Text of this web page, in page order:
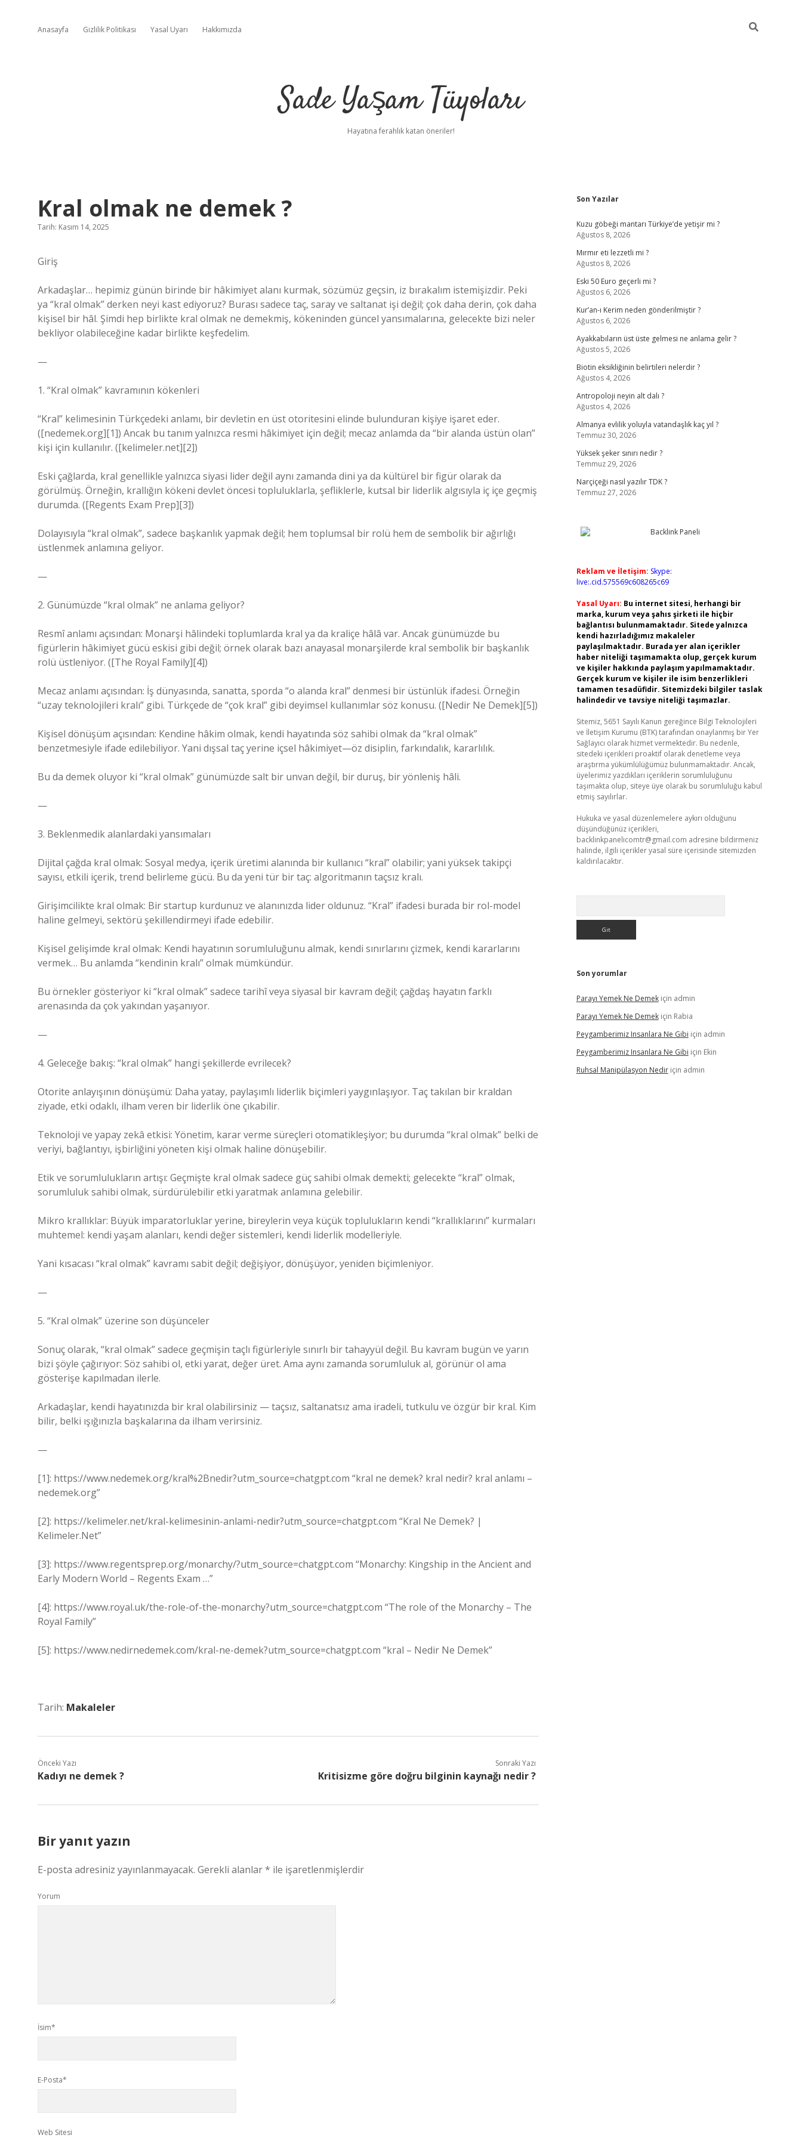
Anasayfa Gizlilik Politikası Yasal Uyarı Hakkımızda
Sade Yaşam Tüyoları
Hayatına ferahlık katan öneriler!
Kral olmak ne demek ?
Tarih: Kasım 14, 2025
Giriş
Arkadaşlar… hepimiz günün birinde bir hâkimiyet alanı kurmak, sözümüz geçsin, iz bırakalım istemişizdir. Peki
ya “kral olmak” derken neyi kast ediyoruz? Burası sadece taç, saray ve saltanat işi değil; çok daha derin, çok daha
kişisel bir hâl. Şimdi hep birlikte kral olmak ne demekmiş, kökeninden güncel yansımalarına, gelecekte bizi neler
bekliyor olabileceğine kadar birlikte keşfedelim.
—
1. “Kral olmak” kavramının kökenleri
“Kral” kelimesinin Türkçedeki anlamı, bir devletin en üst otoritesini elinde bulunduran kişiye işaret eder.
([nedemek.org][1]) Ancak bu tanım yalnızca resmi hâkimiyet için değil; mecaz anlamda da “bir alanda üstün olan”
kişi için kullanılır. ([kelimeler.net][2])
Eski çağlarda, kral genellikle yalnızca siyasi lider değil aynı zamanda dini ya da kültürel bir figür olarak da
görülmüş. Örneğin, krallığın kökeni devlet öncesi topluluklarla, şefliklerle, kutsal bir liderlik algısıyla iç içe geçmiş
durumda. ([Regents Exam Prep][3])
Dolayısıyla “kral olmak”, sadece başkanlık yapmak değil; hem toplumsal bir rolü hem de sembolik bir ağırlığı
üstlenmek anlamına geliyor.
—
2. Günümüzde “kral olmak” ne anlama geliyor?
Resmî anlamı açısından: Monarşi hâlindeki toplumlarda kral ya da kraliçe hâlâ var. Ancak günümüzde bu
figürlerin hâkimiyet gücü eskisi gibi değil; örnek olarak bazı anayasal monarşilerde kral sembolik bir başkanlık
rolü üstleniyor. ([The Royal Family][4])
Mecaz anlamı açısından: İş dünyasında, sanatta, sporda “o alanda kral” denmesi bir üstünlük ifadesi. Örneğin
“uzay teknolojileri kralı” gibi. Türkçede de “çok kral” gibi deyimsel kullanımlar söz konusu. ([Nedir Ne Demek][5])
Kişisel dönüşüm açısından: Kendine hâkim olmak, kendi hayatında söz sahibi olmak da “kral olmak”
benzetmesiyle ifade edilebiliyor. Yani dışsal taç yerine içsel hâkimiyet—öz disiplin, farkındalık, kararlılık.
Bu da demek oluyor ki “kral olmak” günümüzde salt bir unvan değil, bir duruş, bir yönleniş hâli.
—
3. Beklenmedik alanlardaki yansımaları
Dijital çağda kral olmak: Sosyal medya, içerik üretimi alanında bir kullanıcı “kral” olabilir; yani yüksek takipçi
sayısı, etkili içerik, trend belirleme gücü. Bu da yeni tür bir taç: algoritmanın taçsız kralı.
Girişimcilikte kral olmak: Bir startup kurdunuz ve alanınızda lider oldunuz. “Kral” ifadesi burada bir rol-model
haline gelmeyi, sektörü şekillendirmeyi ifade edebilir.
Kişisel gelişimde kral olmak: Kendi hayatının sorumluluğunu almak, kendi sınırlarını çizmek, kendi kararlarını
vermek… Bu anlamda “kendinin kralı” olmak mümkündür.
Bu örnekler gösteriyor ki “kral olmak” sadece tarihî veya siyasal bir kavram değil; çağdaş hayatın farklı
arenasında da çok yakından yaşanıyor.
—
4. Geleceğe bakış: “kral olmak” hangi şekillerde evrilecek?
Otorite anlayışının dönüşümü: Daha yatay, paylaşımlı liderlik biçimleri yaygınlaşıyor. Taç takılan bir kraldan
ziyade, etki odaklı, ilham veren bir liderlik öne çıkabilir.
Teknoloji ve yapay zekâ etkisi: Yönetim, karar verme süreçleri otomatikleşiyor; bu durumda “kral olmak” belki de
veriyi, bağlantıyı, işbirliğini yöneten kişi olmak haline dönüşebilir.
Etik ve sorumlulukların artışı: Geçmişte kral olmak sadece güç sahibi olmak demekti; gelecekte “kral” olmak,
sorumluluk sahibi olmak, sürdürülebilir etki yaratmak anlamına gelebilir.
Mikro krallıklar: Büyük imparatorluklar yerine, bireylerin veya küçük toplulukların kendi “krallıklarını” kurmaları
muhtemel: kendi yaşam alanları, kendi değer sistemleri, kendi liderlik modelleriyle.
Yani kısacası “kral olmak” kavramı sabit değil; değişiyor, dönüşüyor, yeniden biçimleniyor.
—
5. “Kral olmak” üzerine son düşünceler
Sonuç olarak, “kral olmak” sadece geçmişin taçlı figürleriyle sınırlı bir tahayyül değil. Bu kavram bugün ve yarın
bizi şöyle çağırıyor: Söz sahibi ol, etki yarat, değer üret. Ama aynı zamanda sorumluluk al, görünür ol ama
gösterişe kapılmadan ilerle.
Arkadaşlar, kendi hayatınızda bir kral olabilirsiniz — taçsız, saltanatsız ama iradeli, tutkulu ve özgür bir kral. Kim
bilir, belki ışığınızla başkalarına da ilham verirsiniz.
—
[1]: https://www.nedemek.org/kral%2Bnedir?utm_source=chatgpt.com “kral ne demek? kral nedir? kral anlamı –
nedemek.org”
[2]: https://kelimeler.net/kral-kelimesinin-anlami-nedir?utm_source=chatgpt.com “Kral Ne Demek? |
Kelimeler.Net”
[3]: https://www.regentsprep.org/monarchy/?utm_source=chatgpt.com “Monarchy: Kingship in the Ancient and
Early Modern World – Regents Exam …”
[4]: https://www.royal.uk/the-role-of-the-monarchy?utm_source=chatgpt.com “The role of the Monarchy – The
Royal Family”
[5]: https://www.nedirnedemek.com/kral-ne-demek?utm_source=chatgpt.com “kral – Nedir Ne Demek”
Tarih: Makaleler
Önceki Yazı
Kadıyı ne demek ?
Sonraki Yazı
Kritisizme göre doğru bilginin kaynağı nedir ?
Bir yanıt yazın
E-posta adresiniz yayınlanmayacak. Gerekli alanlar* ile işaretlenmişlerdir
Yorum
İsim*
E-Posta*
Web Sitesi
Sidebar
Son Yazılar
Kuzu göbeği mantarı Türkiye’de yetişir mi ?
Ağustos 8, 2026
Mırmır eti lezzetli mi ?
Ağustos 8, 2026
Eski 50 Euro geçerli mi ?
Ağustos 6, 2026
Kur’an-ı Kerim neden gönderilmiştir ?
Ağustos 6, 2026
Ayakkabıların üst üste gelmesi ne anlama gelir ?
Ağustos 5, 2026
Biotin eksikliğinin belirtileri nelerdir ?
Ağustos 4, 2026
Antropoloji neyin alt dalı ?
Ağustos 4, 2026
Almanya evlilik yoluyla vatandaşlık kaç yıl ?
Temmuz 30, 2026
Yüksek şeker sınırı nedir ?
Temmuz 29, 2026
Narçiçeği nasıl yazılır TDK ?
Temmuz 27, 2026
Reklam ve İletişim: Skype:
live:.cid.575569c608265c69
Yasal Uyarı: Bu internet sitesi, herhangi bir
marka, kurum veya şahıs şirketi ile hiçbir
bağlantısı bulunmamaktadır. Sitede yalnızca
kendi hazırladığımız makaleler
paylaşılmaktadır. Burada yer alan içerikler
haber niteliği taşımamakta olup, gerçek kurum
ve kişiler hakkında paylaşım yapılmamaktadır.
Gerçek kurum ve kişiler ile isim benzerlikleri
tamamen tesadüfidir. Sitemizdeki bilgiler taslak
halindedir ve tavsiye niteliği taşımazlar.
Sitemiz, 5651 Sayılı Kanun gereğince Bilgi Teknolojileri
ve İletişim Kurumu (BTK) tarafından onaylanmış bir Yer
Sağlayıcı olarak hizmet vermektedir. Bu nedenle,
sitedeki içerikleri proaktif olarak denetleme veya
araştırma yükümlülüğümüz bulunmamaktadır. Ancak,
üyelerimiz yazdıkları içeriklerin sorumluluğunu
taşımakta olup, siteye üye olarak bu sorumluluğu kabul
etmiş sayılırlar.
Hukuka ve yasal düzenlemelere aykırı olduğunu
düşündüğünüz içerikleri,
backlinkpanelicomtr@gmail.com adresine bildirmeniz
halinde, ilgili içerikler yasal süre içerisinde sitemizden
kaldırılacaktır.
Son yorumlar
Parayı Yemek Ne Demekiçin admin
Parayı Yemek Ne Demekiçin Rabia
Peygamberimiz Insanlara Ne Gibi için admin
Peygamberimiz Insanlara Ne Gibi için Ekin
Ruhsal Manipülasyon Nediriçin admin